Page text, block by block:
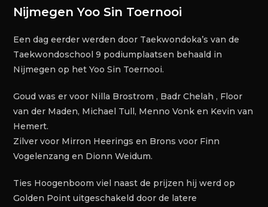
Nijmegen Yoo Sin Toernooi
Een dag eerder werden door Taekwondoka’s van de
Taekwondoschool 9 podiumplaatsen behaald in
Nijmegen op het Yoo Sin Toernooi.
Goud was er voor Nilla Brostrom , Badr Chelah , Floor
van der Maden, Michael Tull, Menno Vonk en Kevin van
Hemert.
Zilver voor Mirron Heerings en Brons voor Finn
Vogelenzang en Dionn Weidum.
Ties Hoogenboom viel naast de prijzen hij werd op
Golden Point uitgeschakeld door de latere